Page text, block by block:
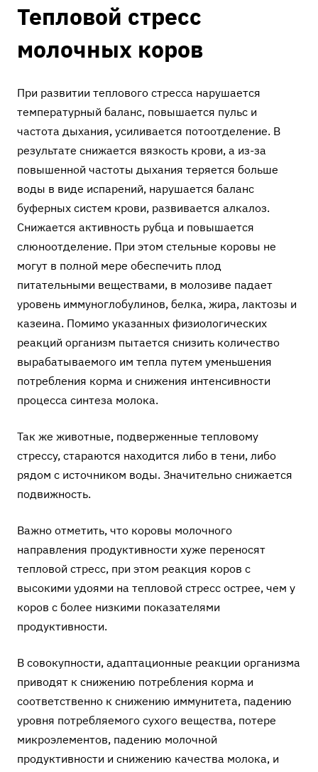
Тепловой стресс
молочных коров
При развитии теплового стресса нарушается
температурный баланс, повышается пульс и
частота дыхания, усиливается потоотделение. В
результате снижается вязкость крови, а из-за
повышенной частоты дыхания теряется больше
воды в виде испарений, нарушается баланс
буферных систем крови, развивается алкалоз.
Снижается активность рубца и повышается
слюноотделение. При этом стельные коровы не
могут в полной мере обеспечить плод
питательными веществами, в молозиве падает
уровень иммуноглобулинов, белка, жира, лактозы и
казеина. Помимо указанных физиологических
реакций организм пытается снизить количество
вырабатываемого им тепла путем уменьшения
потребления корма и снижения интенсивности
процесса синтеза молока.
Так же животные, подверженные тепловому
стрессу, стараются находится либо в тени, либо
рядом с источником воды. Значительно снижается
подвижность.
Важно отметить, что коровы молочного
направления продуктивности хуже переносят
тепловой стресс, при этом реакция коров с
высокими удоями на тепловой стресс острее, чем у
коров с более низкими показателями
продуктивности.
В совокупности, адаптационные реакции организма
приводят к снижению потребления корма и
соответственно к снижению иммунитета, падению
уровня потребляемого сухого вещества, потере
микроэлементов, падению молочной
продуктивности и снижению качества молока, и